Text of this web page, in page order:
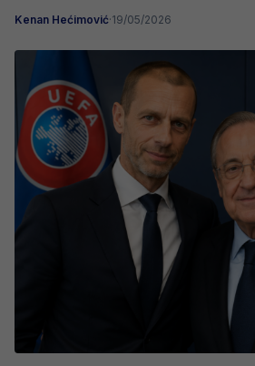
Kenan Hećimović·19/05/2026